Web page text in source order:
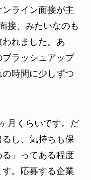
ライン面接が主
接、みたいなのも
れました。あ
ラッシュアップ
時間に少しずつ
月くらいです。だ
し、気持ちも保
」ってある程度
。応募する企業